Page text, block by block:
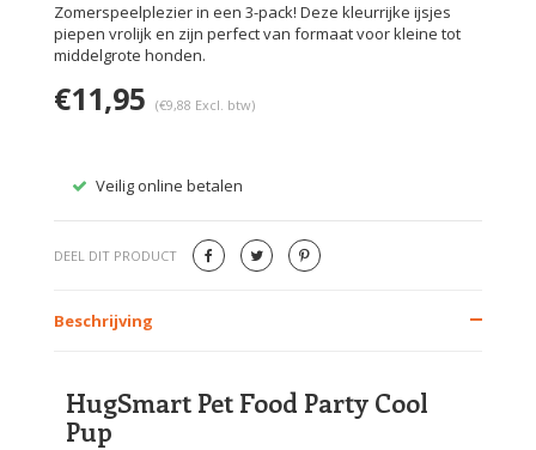
Zomerspeelplezier in een 3-pack! Deze kleurrijke ijsjes
piepen vrolijk en zijn perfect van formaat voor kleine tot
middelgrote honden.
€11,95 (€9,88 Excl. btw)
Veilig online betalen
DEEL DIT PRODUCT
Beschrijving
HugSmart Pet Food Party Cool
Pup